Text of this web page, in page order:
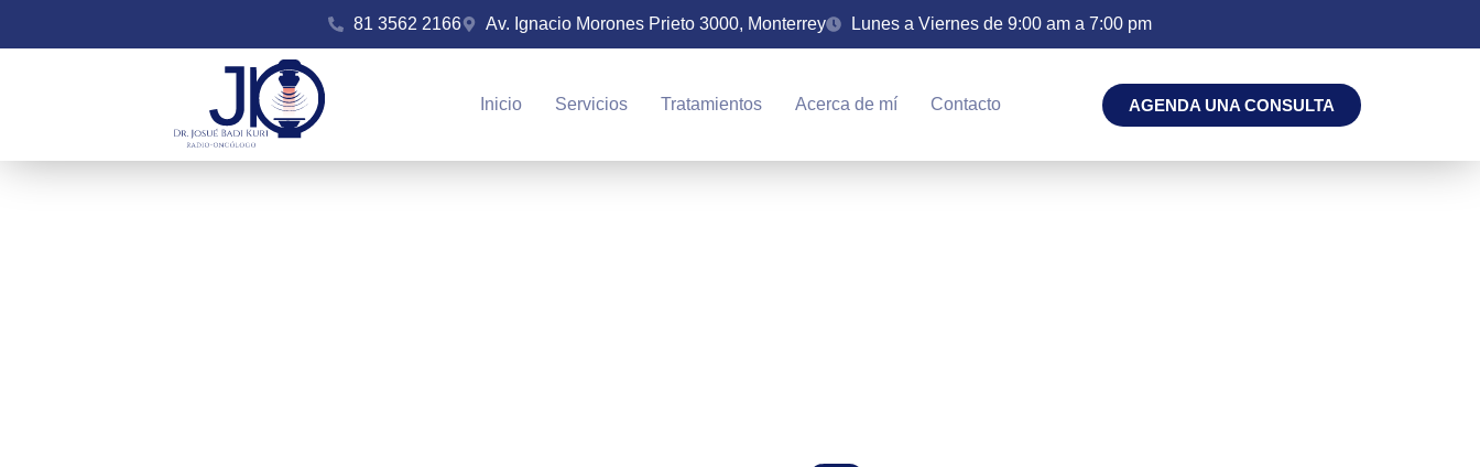
81 3562 2166 Av. Ignacio Morones Prieto 3000, Monterrey Lunes a Viernes de 9:00 am a 7:00 pm
Inicio Servicios Tratamientos Acerca de mí Contacto AGENDA UNA CONSULTA